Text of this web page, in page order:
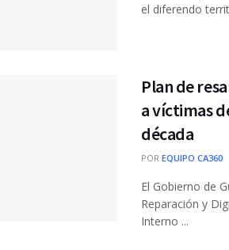
el diferendo
Plan de
a víctimas
década
POR EQUIPO CA360
El Gobierno de
Reparación y
Interno ...